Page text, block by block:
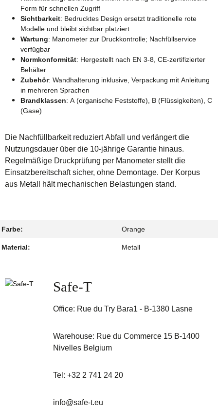
Form für schnellen Zugriff
Sichtbarkeit: Bedrucktes Design ersetzt traditionelle rote
Modelle und bleibt sichtbar platziert
Wartung: Manometer zur Druckkontrolle; Nachfüllservice
verfügbar
Normkonformität: Hergestellt nach EN 3-8, CE-zertifizierter
Behälter
Zubehör: Wandhalterung inklusive, Verpackung mit Anleitung
in mehreren Sprachen
Brandklassen: A (organische Feststoffe), B (Flüssigkeiten), C
(Gase)
Die Nachfüllbarkeit reduziert Abfall und verlängert die
Nutzungsdauer über die 10-jährige Garantie hinaus.
Regelmäßige Druckprüfung per Manometer stellt die
Einsatzbereitschaft sicher, ohne Demontage. Der Korpus
aus Metall hält mechanischen Belastungen stand.
Farbe:
Orange
Material:
Metall
Safe-T
Office: Rue du Try Bara1 - B-1380 Lasne
Warehouse: Rue du Commerce 15 B-1400
Nivelles Belgium
Tel: +32 2 741 24 20
info@safe-t.eu